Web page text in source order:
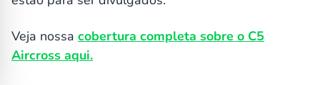
Veja nossa cobertura completa sobre o C5
Aircross aqui.